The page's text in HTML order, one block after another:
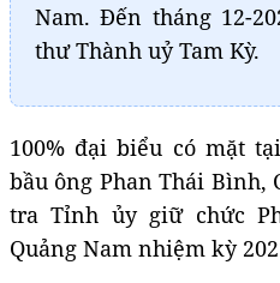
Nam. Đến tháng 12-
thư Thành uỷ Tam Kỳ.
100% đại biểu có mặt
bầu ông Phan Thái Bình,
tra Tỉnh ủy giữ chức
Quảng Nam nhiệm kỳ